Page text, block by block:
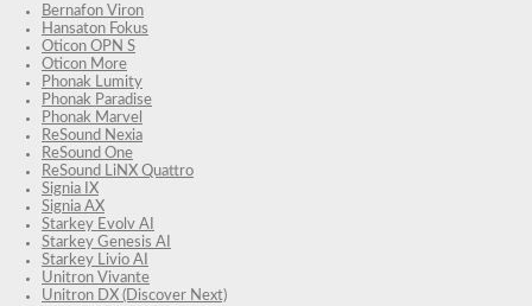
Bernafon Viron
Hansaton Fokus
Oticon OPN S
Oticon More
Phonak Lumity
Phonak Paradise
Phonak Marvel
ReSound Nexia
ReSound One
ReSound LiNX Quattro
Signia IX
Signia AX
Starkey Evolv AI
Starkey Genesis AI
Starkey Livio AI
Unitron Vivante
Unitron DX (Discover Next)